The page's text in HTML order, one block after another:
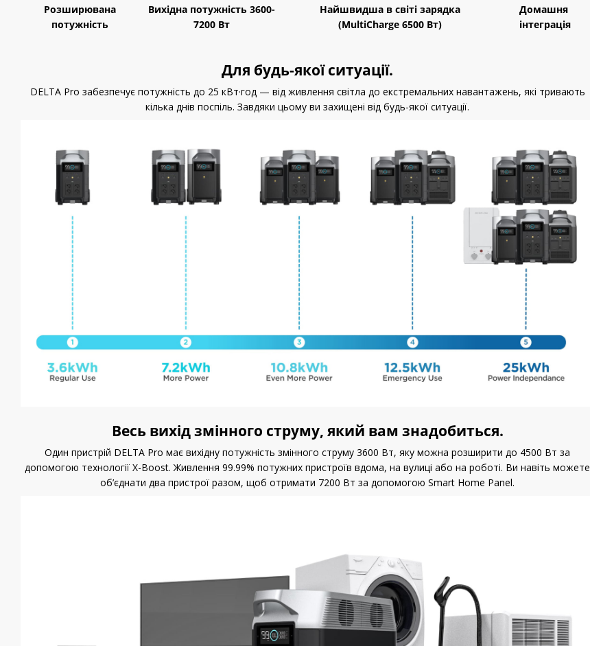
Розширювана
потужність
Вихідна потужність 3600-
7200 Вт
Найшвидша в світі зарядка
(MultiCharge 6500 Вт)
Домашня
інтеграція
Для будь-якої ситуації.
DELTA Pro забезпечує потужність до 25 кВт·год — від живлення світла до екстремальних навантажень, які тривають
кілька днів поспіль. Завдяки цьому ви захищені від будь-якої ситуації.
Весь вихід змінного струму, який вам знадобиться.
Один пристрій DELTA Pro має вихідну потужність змінного струму 3600 Вт, яку можна розширити до 4500 Вт за
допомогою технології X-Boost. Живлення 99.99% потужних пристроїв вдома, на вулиці або на роботі. Ви навіть можете
об’єднати два пристрої разом, щоб отримати 7200 Вт за допомогою Smart Home Panel.